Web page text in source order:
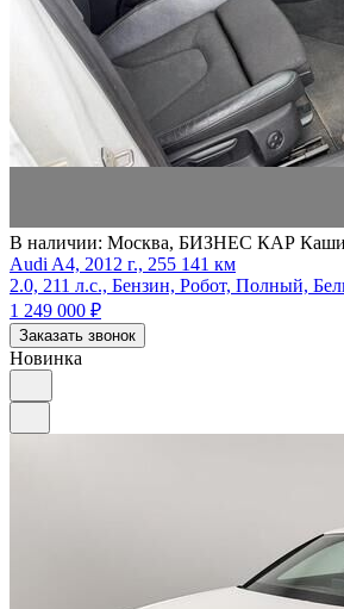
В наличии: Москва, БИЗНЕС КАР
Audi A4, 2012 г., 255 141 км
2.0, 211 л.с., Бензин, Робот, Полный,
1 249 000 ₽
Заказать звонок
Новинка